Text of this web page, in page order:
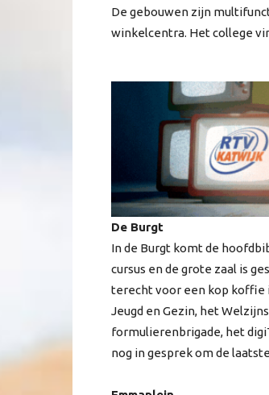
De gebouwen zijn
winkelcentra. Het college
De Burgt
In de Burgt komt de
cursus en de grote zaal is
terecht voor een kop koffie
Jeugd en Gezin, het
formulierenbrigade, het
nog in gesprek om de